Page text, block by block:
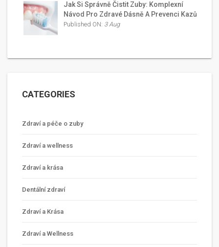
Jak Si Správně Čistit Zuby: Komplexní
Návod Pro Zdravé Dásně A Prevenci Kazů
Published ON: 3 Aug
CATEGORIES
Zdraví a péče o zuby
Zdraví a wellness
Zdraví a krása
Dentální zdraví
Zdraví a Krása
Zdraví a Wellness